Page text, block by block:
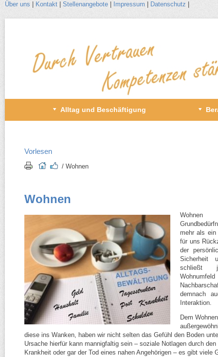
Über uns Kontakt Stellenangebote Impressum Datenschutz
Alltag und Beschäftigung
Vorlesen
/​ Wohnen
Wohnen
Wohnen
mehr als
für uns
der
Sicherheit
schließt
demnach
Interaktion.
Dem
diese ins Wanken, haben wir nicht selten das Gefühl den Boden
Ursache hierfür kann mannigfaltig sein – soziale Notlagen durch
Krankheit oder gar der Tod eines nahen Angehörigen – es gibt viele